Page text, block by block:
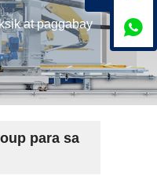

at paggabay
para sa